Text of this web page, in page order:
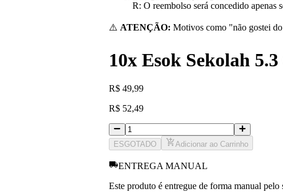
R: O reembolso será concedido apenas
⚠️ ATENÇÃO: Motivos como "não gostei
10x Esok Sekolah
R$ 49,99
R$ 52,49
ESGOTADO Adicionar ao Carrinho
ENTREGA MANUAL
Este produto é entregue de forma manual pelo